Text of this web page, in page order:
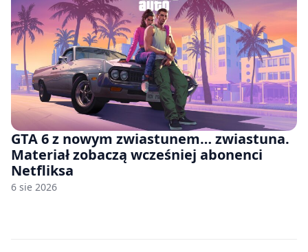
GTA 6 z nowym zwiastunem… zwiastuna.
Materiał zobaczą wcześniej abonenci
Netfliksa
6 sie 2026